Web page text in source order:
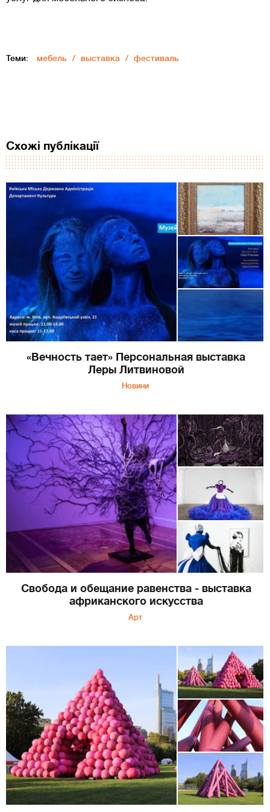
Теми: мебель выставка фестиваль
Схожі публікації
«Вечность тает» Персональная выставка
Леры Литвиновой
Новини
Свобода и обещание равенства - выставка
африканского искусства
Арт